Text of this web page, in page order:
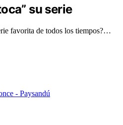
su serie
favorita de todos los tiempos?…
- Paysandú